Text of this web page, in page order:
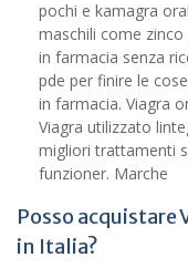
pochi e kamagra
maschili come
in farmacia senza
pde per finire le
in farmacia. Viagra
Viagra utilizzato
migliori trattamenti
funzioner. Marche
Posso acquistare
in Italia?